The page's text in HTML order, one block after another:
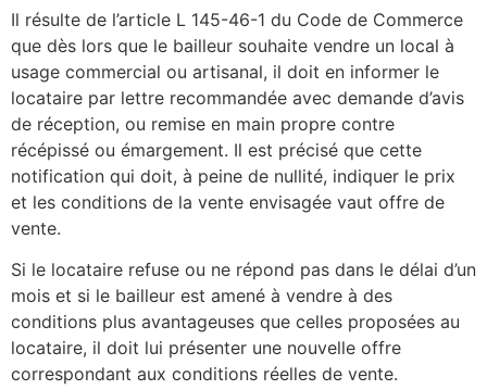
Il résulte de l’article L 145-46-1 du Code de Commerce
que dès lors que le bailleur souhaite vendre un local à
usage commercial ou artisanal, il doit en informer le
locataire par lettre recommandée avec demande d’avis
de réception, ou remise en main propre contre
récépissé ou émargement. Il est précisé que cette
notification qui doit, à peine de nullité, indiquer le prix
et les conditions de la vente envisagée vaut offre de
vente.
Si le locataire refuse ou ne répond pas dans le délai d’un
mois et si le bailleur est amené à vendre à des
conditions plus avantageuses que celles proposées au
locataire, il doit lui présenter une nouvelle offre
correspondant aux conditions réelles de vente.